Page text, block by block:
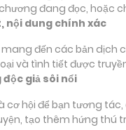
đang đọc, hoặc
nội dung chính xác
đến các bản dịch
và tình tiết được
giả sôi nổi
cơ hội để bạn tương
tạo thêm hứng thú